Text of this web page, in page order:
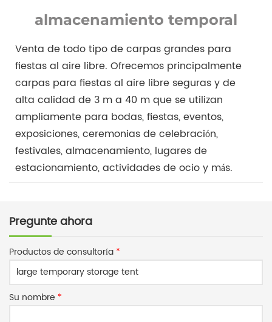
almacenamiento temporal
Venta de todo tipo de carpas grandes para
fiestas al aire libre. Ofrecemos principalmente
carpas para fiestas al aire libre seguras y de
alta calidad de 3 m a 40 m que se utilizan
ampliamente para bodas, fiestas, eventos,
exposiciones, ceremonias de celebración,
festivales, almacenamiento, lugares de
estacionamiento, actividades de ocio y más.
Pregunte ahora
Productos de consultoría *
Su nombre *